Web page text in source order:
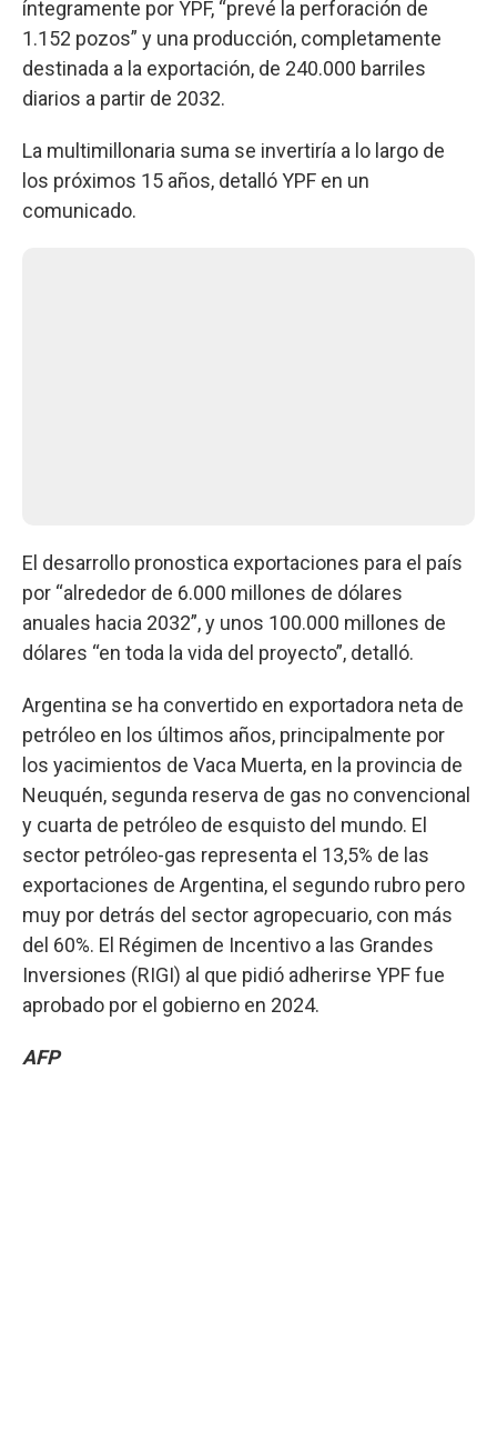
íntegramente por YPF, “prevé la perforación de
1.152 pozos” y una producción, completamente
destinada a la exportación, de 240.000 barriles
diarios a partir de 2032.
La multimillonaria suma se invertiría a lo largo de
los próximos 15 años, detalló YPF en un
comunicado.
El desarrollo pronostica exportaciones para el país
por “alrededor de 6.000 millones de dólares
anuales hacia 2032”, y unos 100.000 millones de
dólares “en toda la vida del proyecto”, detalló.
Argentina se ha convertido en exportadora neta de
petróleo en los últimos años, principalmente por
los yacimientos de Vaca Muerta, en la provincia de
Neuquén, segunda reserva de gas no convencional
y cuarta de petróleo de esquisto del mundo. El
sector petróleo-gas representa el 13,5% de las
exportaciones de Argentina, el segundo rubro pero
muy por detrás del sector agropecuario, con más
del 60%. El Régimen de Incentivo a las Grandes
Inversiones (RIGI) al que pidió adherirse YPF fue
aprobado por el gobierno en 2024.
AFP